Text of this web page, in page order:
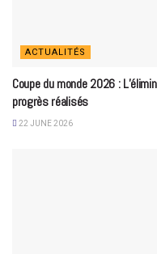
ACTUALITÉS
Coupe du monde 2026 :
progrès réalisés
22 JUNE 2026